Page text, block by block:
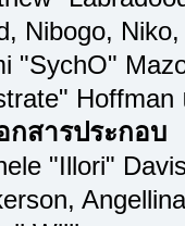
Nibogo,
"SychO"
กสารประกอบ
"Illori"